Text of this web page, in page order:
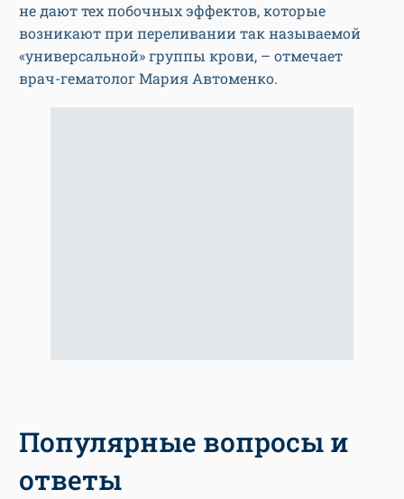
не дают тех побочных эффектов, которые
возникают при переливании так называемой
«универсальной» группы крови, – отмечает
врач-гематолог Мария Автоменко.
Популярные вопросы и
ответы